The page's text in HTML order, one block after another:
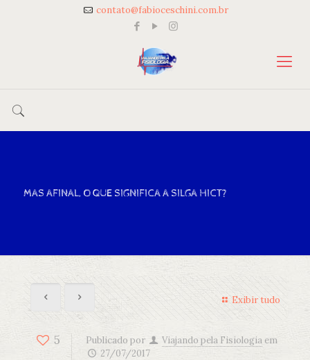
contato@fabioceschini.com.br
MAS AFINAL, O QUE SIGNIFICA A SILGA HICT?
Exibir tudo
5 Publicado por Viajando pela Fisiologia em
27/07/2017